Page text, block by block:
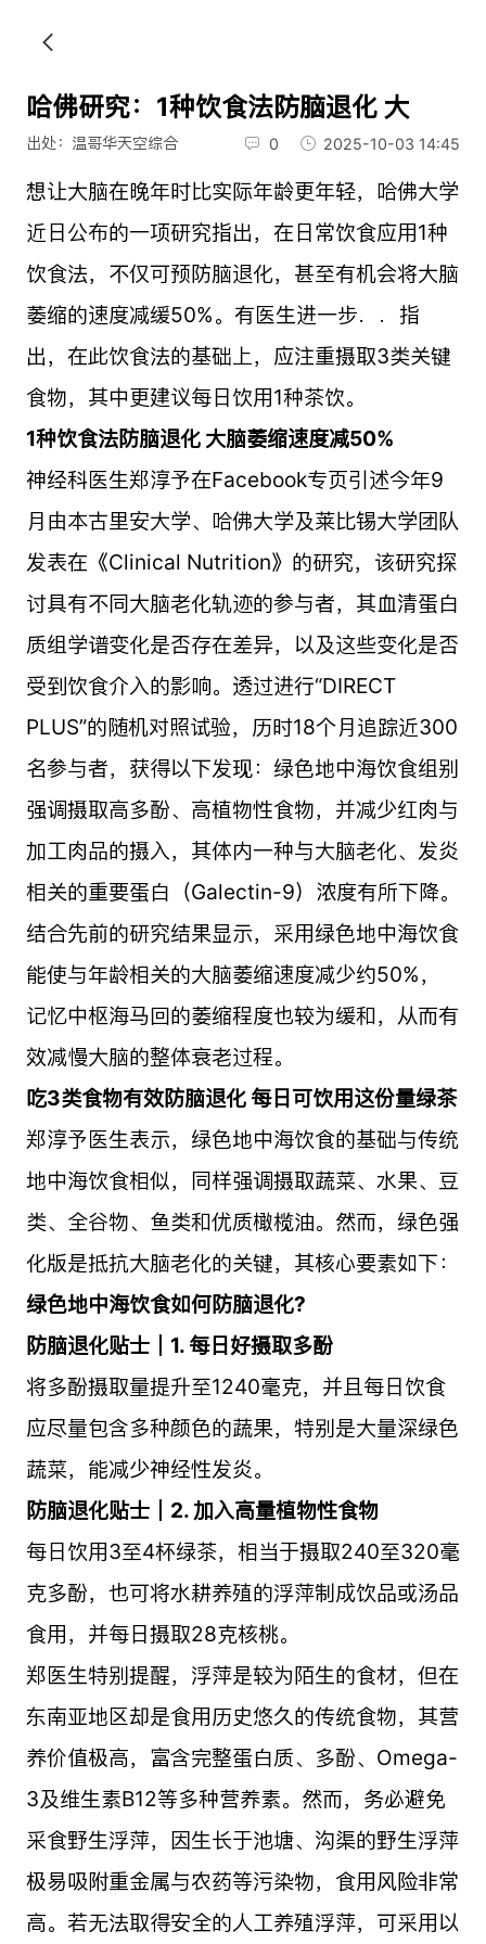
哈佛研究：1种饮食法防脑退化 大
出处：温哥华天空综合 0 2025-10-03 14:45
想让大脑在晚年时比实际年龄更年轻，哈佛大学
近日公布的一项研究指出，在日常饮食应用1种
饮食法，不仅可预防脑退化，甚至有机会将大脑
萎缩的速度减缓50%。有医生进一步．．指
出，在此饮食法的基础上，应注重摄取3类关键
食物，其中更建议每日饮用1种茶饮。
1种饮食法防脑退化 大脑萎缩速度减50%
神经科医生郑淳予在Facebook专页引述今年9
月由本古里安大学、哈佛大学及莱比锡大学团队
发表在《Clinical Nutrition》的研究，该研究探
讨具有不同大脑老化轨迹的参与者，其血清蛋白
质组学谱变化是否存在差异，以及这些变化是否
受到饮食介入的影响。透过进行“DIRECT
PLUS”的随机对照试验，历时18个月追踪近300
名参与者，获得以下发现：绿色地中海饮食组别
强调摄取高多酚、高植物性食物，并减少红肉与
加工肉品的摄入，其体内一种与大脑老化、发炎
相关的重要蛋白（Galectin-9）浓度有所下降。
结合先前的研究结果显示，采用绿色地中海饮食
能使与年龄相关的大脑萎缩速度减少约50%，
记忆中枢海马回的萎缩程度也较为缓和，从而有
效减慢大脑的整体衰老过程。
吃3类食物有效防脑退化 每日可饮用这份量绿茶
郑淳予医生表示，绿色地中海饮食的基础与传统
地中海饮食相似，同样强调摄取蔬菜、水果、豆
类、全谷物、鱼类和优质橄榄油。然而，绿色强
化版是抵抗大脑老化的关键，其核心要素如下：
绿色地中海饮食如何防脑退化?
防脑退化贴士｜1. 每日好摄取多酚
将多酚摄取量提升至1240毫克，并且每日饮食
应尽量包含多种颜色的蔬果，特别是大量深绿色
蔬菜，能减少神经性发炎。
防脑退化贴士｜2. 加入高量植物性食物
每日饮用3至4杯绿茶，相当于摄取240至320毫
克多酚，也可将水耕养殖的浮萍制成饮品或汤品
食用，并每日摄取28克核桃。
郑医生特别提醒，浮萍是较为陌生的食材，但在
东南亚地区却是食用历史悠久的传统食物，其营
养价值极高，富含完整蛋白质、多酚、Omega-
3及维生素B12等多种营养素。然而，务必避免
采食野生浮萍，因生长于池塘、沟渠的野生浮萍
极易吸附重金属与农药等污染物，食用风险非常
高。若无法取得安全的人工养殖浮萍，可采用以